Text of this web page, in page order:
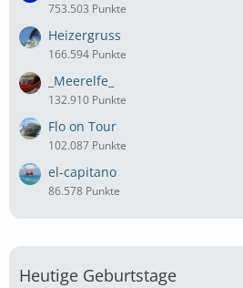
753.503 Punkte
Heizergruss
166.594 Punkte
_Meerelfe_
132.910 Punkte
Flo on Tour
102.087 Punkte
el-capitano
86.578 Punkte
Heutige Geburtstage